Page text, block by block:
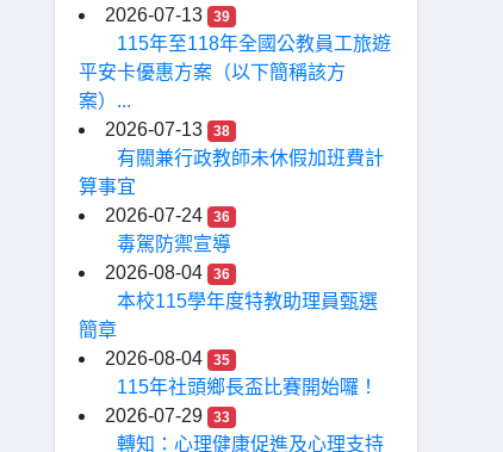
2026-07-13
39
115年至118年全國公教員工旅遊
平安卡優惠方案（以下簡稱該方
案）...
2026-07-13
38
有關兼行政教師未休假加班費計
算事宜
2026-07-24
36
毒駕防禦宣導
2026-08-04
36
本校115學年度特教助理員甄選
簡章
2026-08-04
35
115年社頭鄉長盃比賽開始囉！
2026-07-29
33
轉知：心理健康促進及心理支持